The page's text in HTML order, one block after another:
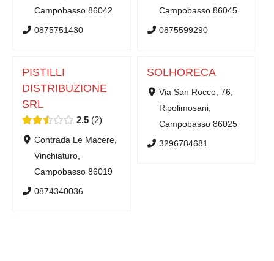
Campobasso 86042
0875751430
Campobasso 86045
0875599290
PISTILLI
DISTRIBUZIONE
SRL
2.5 2
Contrada Le Macere,
Vinchiaturo,
Campobasso 86019
0874340036
SOLHORECA
Via San Rocco, 76,
Ripolimosani,
Campobasso 86025
3296784681